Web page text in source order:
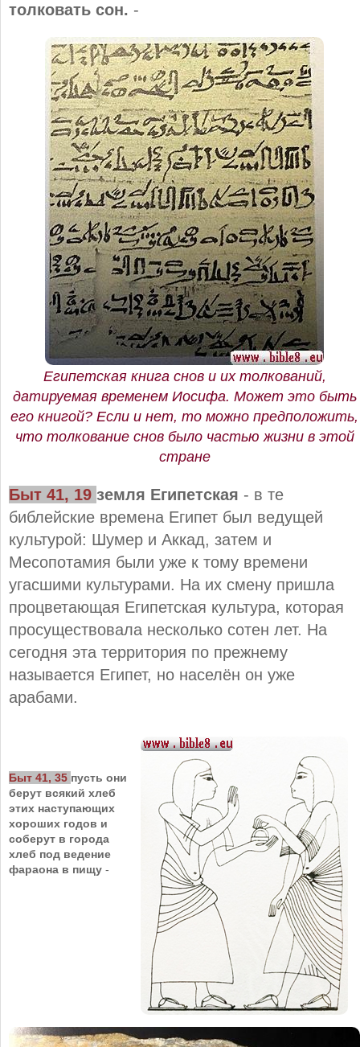
толковать сон. -
Египетская книга снов и их толкований,
датируемая временем Иосифа. Может это быть
его книгой? Если и нет, то можно предположить,
что толкование снов было частью жизни в этой
стране
Быт 41, 19 земля Египетская - в те
библейские времена Египет был ведущей
культурой: Шумер и Аккад, затем и
Месопотамия были уже к тому времени
угасшими культурами. На их смену пришла
процветающая Египетская культура, которая
просуществовала несколько сотен лет. На
сегодня эта территория по прежнему
называется Египет, но населён он уже
арабами.
Быт 41, 35 пусть они
берут всякий хлеб
этих наступающих
хороших годов и
соберут в города
хлеб под ведение
фараона в пищу -